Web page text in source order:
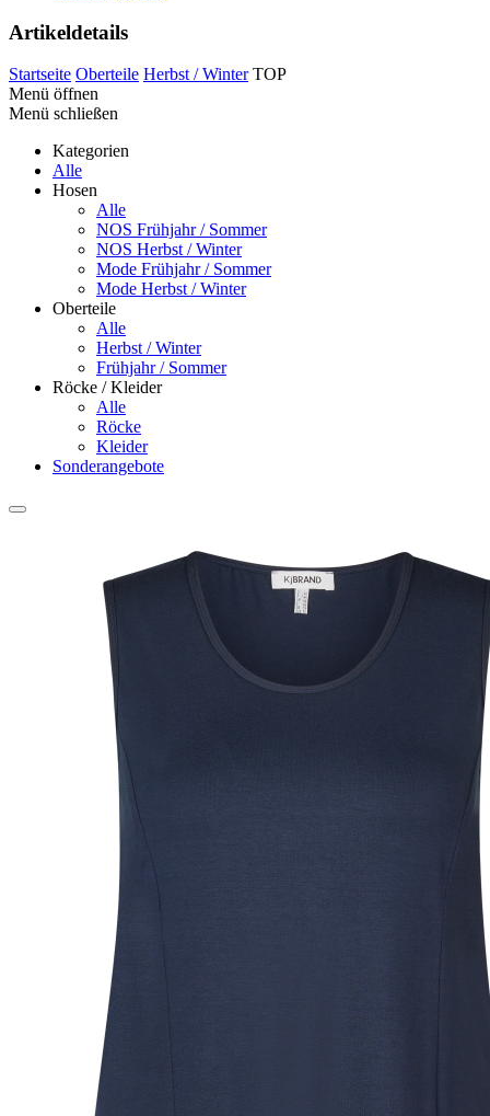
Artikeldetails
Startseite Oberteile Herbst / Winter TOP
Menü öffnen
Menü schließen
Kategorien
Alle
Hosen
Alle
NOS Frühjahr / Sommer
NOS Herbst / Winter
Mode Frühjahr / Sommer
Mode Herbst / Winter
Oberteile
Alle
Herbst / Winter
Frühjahr / Sommer
Röcke / Kleider
Alle
Röcke
Kleider
Sonderangebote